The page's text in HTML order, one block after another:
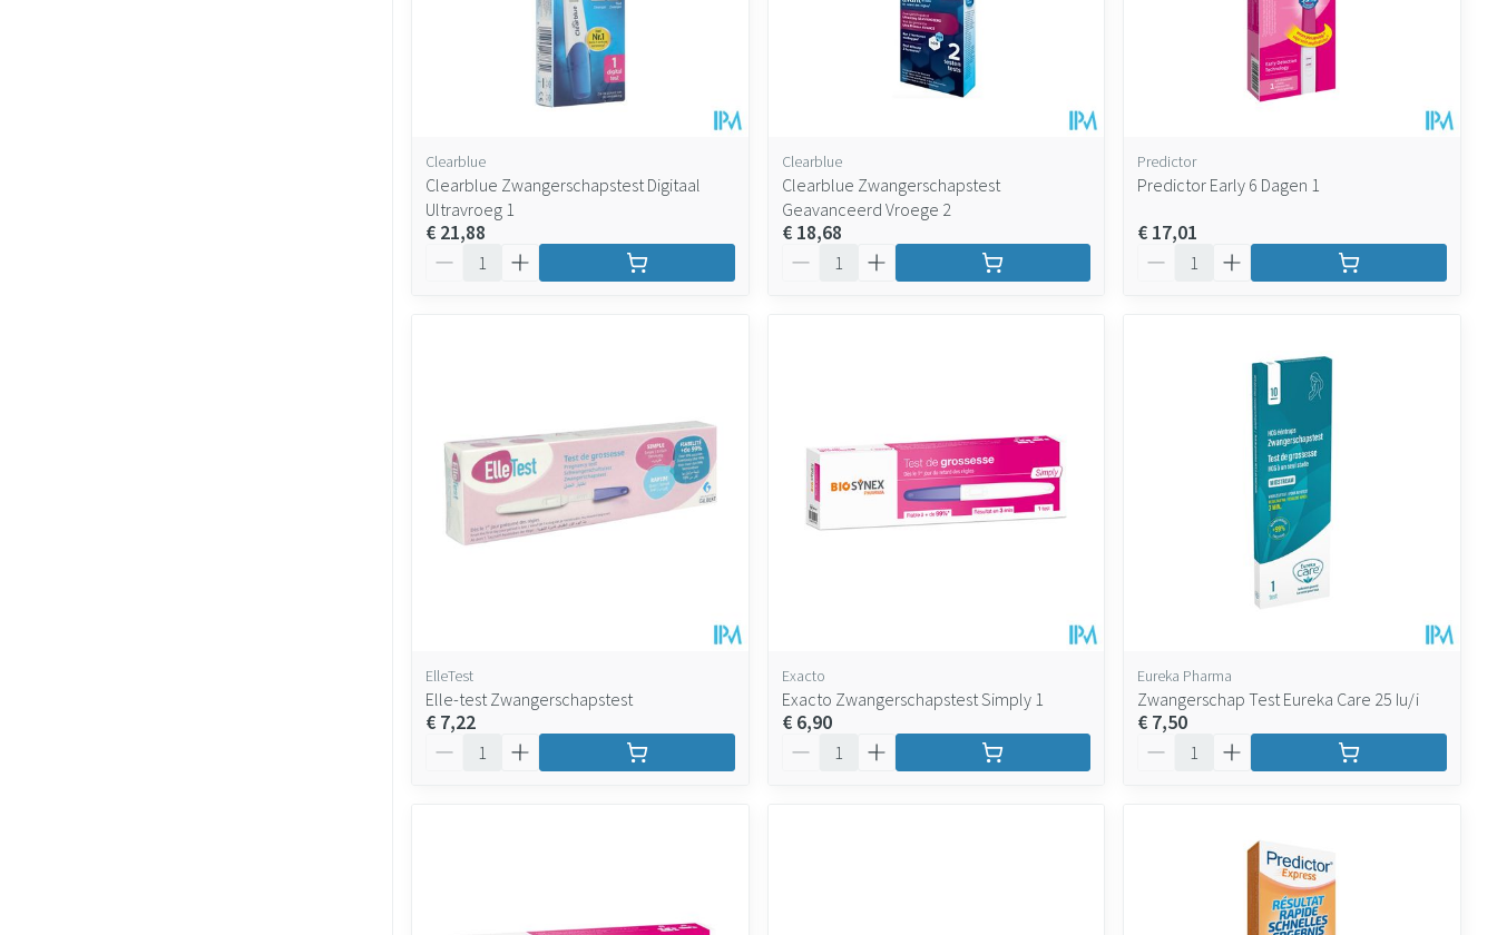
Clearblue
Clearblue Zwangerschapstest Digitaal
Ultravroeg 1
€ 21,88
Clearblue
Clearblue Zwangerschapstest
Geavanceerd Vroege 2
€ 18,68
Predictor
Predictor Early 6 Dagen 1
€ 17,01
ElleTest
Elle-test Zwangerschapstest
€ 7,22
Exacto
Exacto Zwangerschapstest Simply 1
€ 6,90
Eureka Pharma
Zwangerschap Test Eureka Care 25 Iu/i
€ 7,50